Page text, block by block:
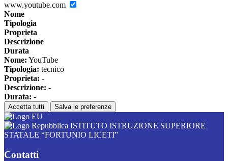
www.youtube.com
Nome
Tipologia
Proprieta
Descrizione
Durata
Nome: YouTube
Tipologia: tecnico
Proprieta: -
Descrizione: -
Durata: -
Accetta tutti Salva le preferenze
ISTITUTO ISTRUZIONE SUPERIORE
STATALE “FORTUNIO LICETI”
Contatti